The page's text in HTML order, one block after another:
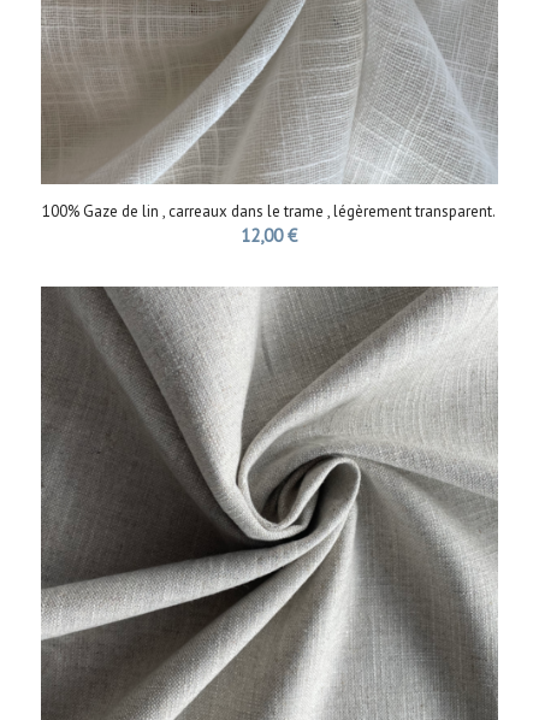
100% Gaze de lin , carreaux dans le trame , légèrement transparent.
12,00€